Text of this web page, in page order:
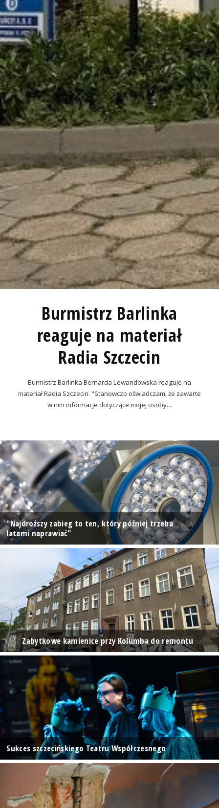
Burmistrz Barlinka
reaguje na materiał
Radia Szczecin
Burmistrz Barlinka Bernarda Lewandowska reaguje na
materiał Radia Szczecin. "Stanowczo oświadczam, że zawarte
w nim informacje dotyczące mojej osoby…
"Najdroższy zabieg to ten, który później trzeba
latami naprawiać"
Zabytkowe kamienice przy Kolumba do remontu
Sukces szczecińskiego Teatru Współczesnego